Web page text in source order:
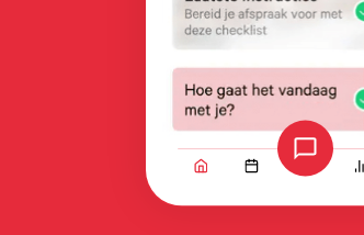
nazorg en een geweldig
Lees verder
Bekijk alle